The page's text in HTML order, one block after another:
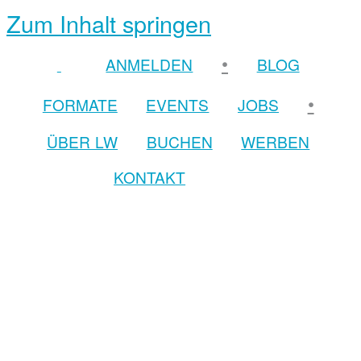
Zum Inhalt springen
ANMELDEN •
BLOG
FORMATE
EVENTS JOBS •
ÜBER LW BUCHEN
WERBEN
KONTAKT